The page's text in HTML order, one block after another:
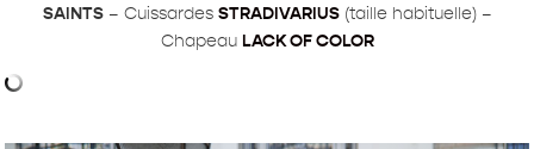
SAINTS– Cuissardes STRADIVARIUS(taille habituelle) –
Chapeau LACK OF COLOR